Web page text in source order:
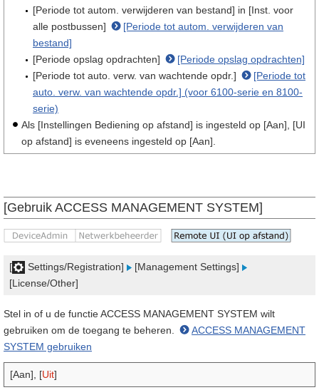
[Periode tot autom. verwijderen van bestand] in [Inst. voor
alle postbussen]
[Periode tot autom. verwijderen van
bestand]
[Periode opslag opdrachten]
[Periode opslag opdrachten]
[Periode tot auto. verw. van wachtende opdr.]
[Periode tot
auto. verw. van wachtende opdr.] (voor 6100-serie en 8100-
serie)
Als [Instellingen Bediening op afstand] is ingesteld op [Aan], [UI
op afstand] is eveneens ingesteld op [Aan].
[Gebruik ACCESS MANAGEMENT SYSTEM]
[ Settings/Registration]
[Management Settings]
[License/Other]
Stel in of u de functie ACCESS MANAGEMENT SYSTEM wilt
gebruiken om de toegang te beheren.
ACCESS MANAGEMENT
SYSTEM gebruiken
[Aan], [Uit]